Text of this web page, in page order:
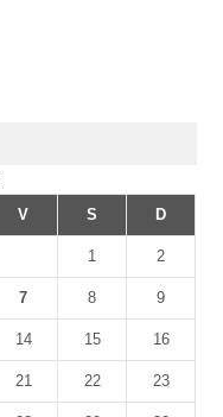
V S D
1 2
7 8 9
14 15 16
21 22 23